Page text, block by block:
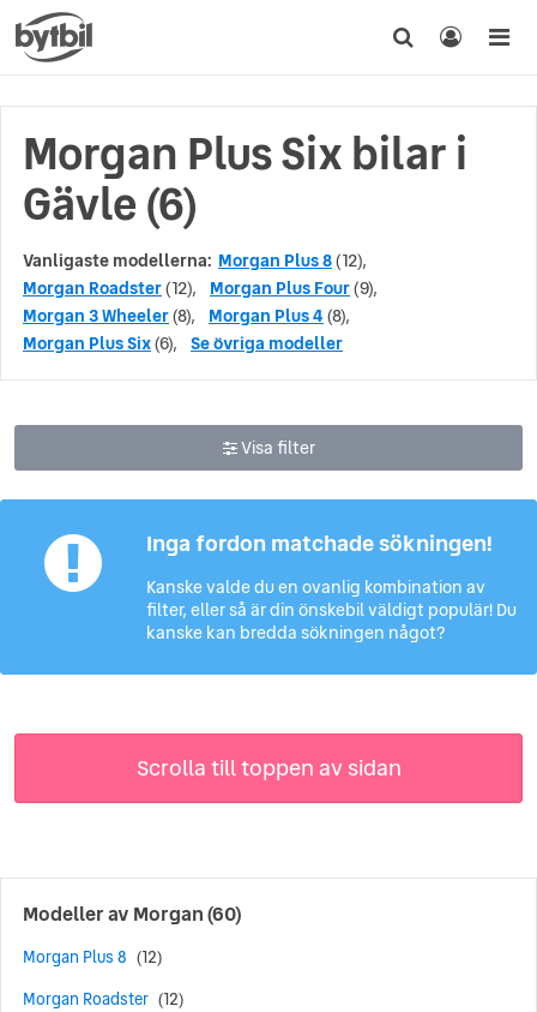
Morgan Plus Six bilar i
Gävle (6)
Vanligaste modellerna: Morgan Plus 8(12),
Morgan Roadster(12), Morgan Plus Four(9),
Morgan 3 Wheeler(8), Morgan Plus 4 (8),
Morgan Plus Six(6), Se övriga modeller
Visa filter
Inga fordon matchade sökningen!
Kanske valde du en ovanlig kombination av
filter, eller så är din önskebil väldigt populär! Du
kanske kan bredda sökningen något?
Scrolla till toppen av sidan
Modeller av Morgan(60)
Morgan Plus 8 (12)
Morgan Roadster (12)